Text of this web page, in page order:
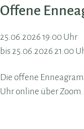
Offene
25.06.2026 19:00 Uhr
bis 25.06.2026 21:00
Die offene
Uhr online über Zoom.